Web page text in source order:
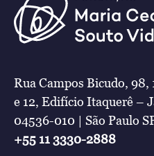
Rua Campos Bicudo, 98,
e 12, Edifício Itaquerê –
04536-010 | São Paulo
+55 11 3330-2888